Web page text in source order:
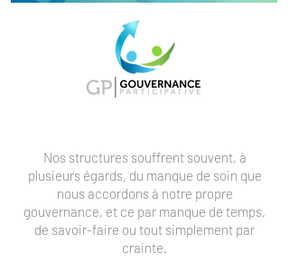
Nos structures souffrent souvent, à
plusieurs égards, du manque de soin que
nous accordons à notre propre
gouvernance, et ce par manque de temps,
de savoir-faire ou tout simplement par
crainte.